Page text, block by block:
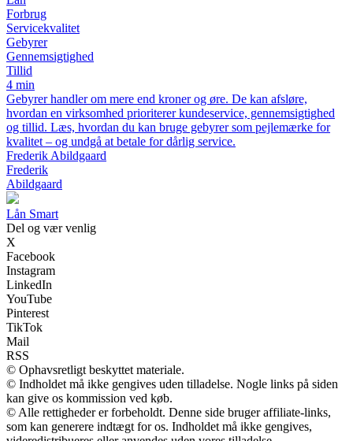
Forbrug
Servicekvalitet
Gebyrer
Gennemsigtighed
Tillid
4 min
Gebyrer handler om mere end kroner og øre. De kan afsløre,
hvordan en virksomhed prioriterer kundeservice, gennemsigtighed
og tillid. Læs, hvordan du kan bruge gebyrer som pejlemærke for
kvalitet – og undgå at betale for dårlig service.
Frederik Abildgaard
Frederik
Abildgaard
Lån Smart
Del og vær venlig
X
Facebook
Instagram
LinkedIn
YouTube
Pinterest
TikTok
Mail
RSS
© Ophavsretligt beskyttet materiale.
© Indholdet må ikke gengives uden tilladelse. Nogle links på siden
kan give os kommission ved køb.
© Alle rettigheder er forbeholdt. Denne side bruger affiliate-links,
som kan generere indtægt for os. Indholdet må ikke gengives,